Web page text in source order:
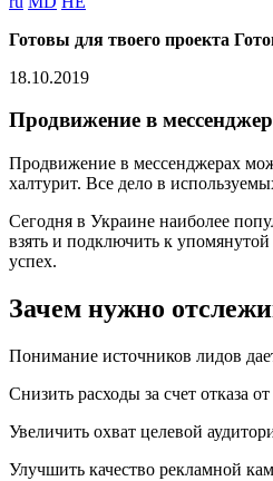
Готовы для твоего проекта
18.10.2019
Продвижение в
Продвижение в мессенджерах
халтурит. Все дело в
Сегодня в Украине наиболее
взять и подключить к
успех.
Зачем нужно
Понимание источников лидов
Снизить расходы за счет отказа
Увеличить охват целевой
Улучшить качество рекламной